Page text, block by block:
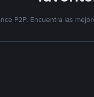
P2P. Encuentra las